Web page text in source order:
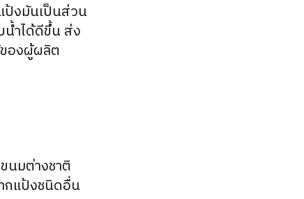
งมันเป็นส่วน
ำได้ดีขึ้น ส่ง
องผู้ผลิต
นมต่างชาติ
กแป้งชนิดอื่น